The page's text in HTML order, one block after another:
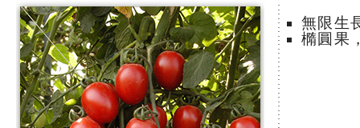
無限生
橢圓果